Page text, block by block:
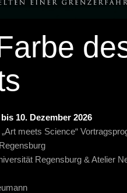
10. Dezember 2026
meets Science“
Regensburg & Atelier